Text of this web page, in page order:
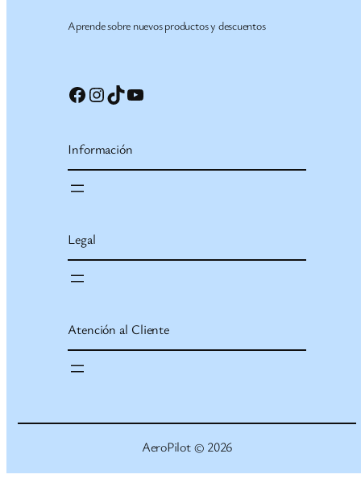
Aprende sobre nuevos productos y descuentos
Facebook Instagram TikTok YouTube
Información
Legal
Atención al Cliente
AeroPilot © 2026